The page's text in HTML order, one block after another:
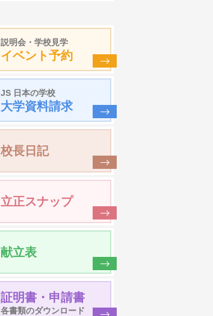
説明会・学校見学
イベント予約
JS 日本の学校
大学資料請求
校長日記
立正スナップ
献立表
証明書・申請書
各書類のダウンロード